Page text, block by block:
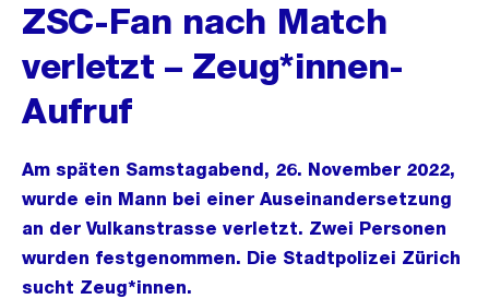
ZSC-Fan nach Match
verletzt – Zeug*innen-
Aufruf
Am späten Samstagabend, 26. November 2022,
wurde ein Mann bei einer Auseinandersetzung
an der Vulkanstrasse verletzt. Zwei Personen
wurden festgenommen. Die Stadtpolizei Zürich
sucht Zeug*innen.